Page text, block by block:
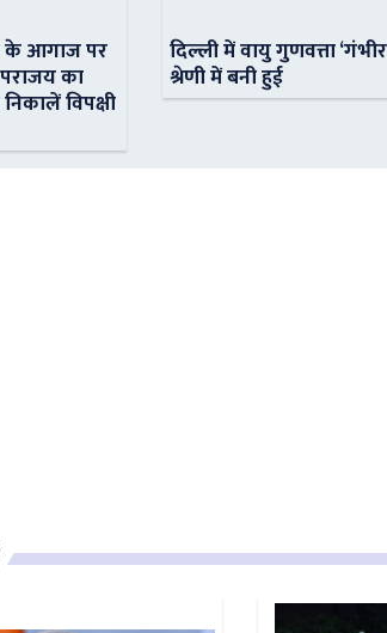
के आगाज पर
का
विपक्षी
दिल्ली में वायु गुणवत्ता
श्रेणी में बनी हुई